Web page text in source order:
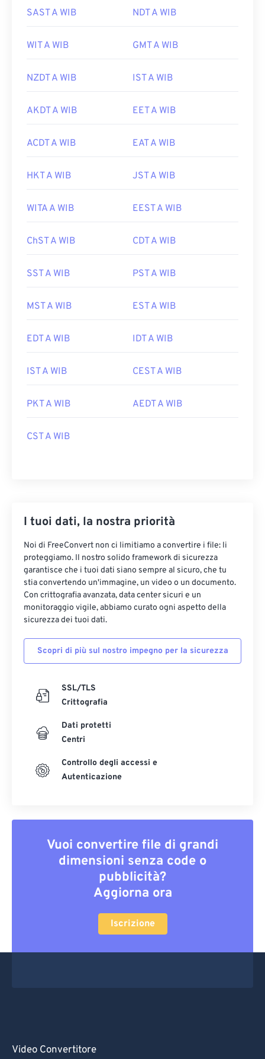
SAST A WIB NDT A WIB
WIT A WIB GMT A WIB
NZDT A WIB IST A WIB
AKDT A WIB EET A WIB
ACDT A WIB EAT A WIB
HKT A WIB JST A WIB
WITA A WIB EEST A WIB
ChST A WIB CDT A WIB
SST A WIB PST A WIB
MST A WIB EST A WIB
EDT A WIB IDT A WIB
IST A WIB CEST A WIB
PKT A WIB AEDT A WIB
CST A WIB
I tuoi dati, la nostra priorità
Noi di FreeConvert non ci limitiamo a convertire i file: li
proteggiamo. Il nostro solido framework di sicurezza
garantisce che i tuoi dati siano sempre al sicuro, che tu
stia convertendo un'immagine, un video o un documento.
Con crittografia avanzata, data center sicuri e un
monitoraggio vigile, abbiamo curato ogni aspetto della
sicurezza dei tuoi dati.
Scopri di più sul nostro impegno per la sicurezza
SSL/TLS
Crittografia
Dati protetti
Centri
Controllo degli accessi e
Autenticazione
Vuoi convertire file di grandi
dimensioni senza code o
pubblicità?
Aggiorna ora
Iscrizione
Video Convertitore